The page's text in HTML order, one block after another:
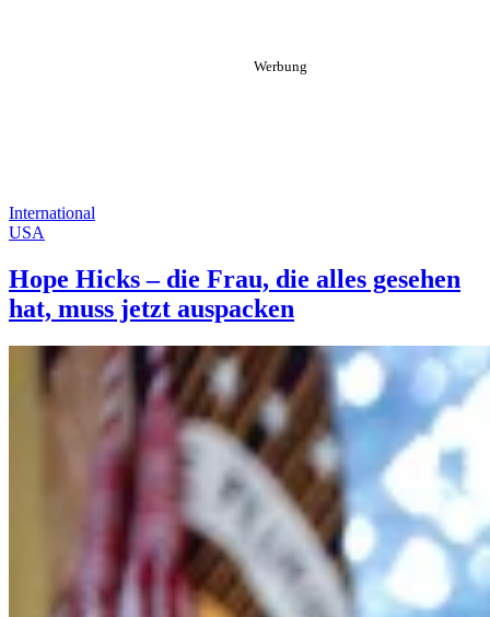
International
USA
Hope Hicks – die Frau, die alles gesehen
hat, muss jetzt auspacken